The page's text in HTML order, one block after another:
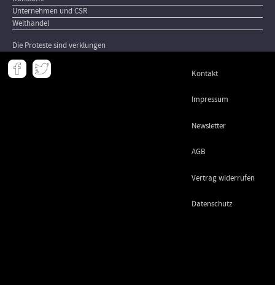
Unternehmen und CSR
Welthandel
Die Proteste sind verklungen
Meta
- Kontakt
Impressum
Newsletter
AGB
Vertrag widerrufen
Datenschutz